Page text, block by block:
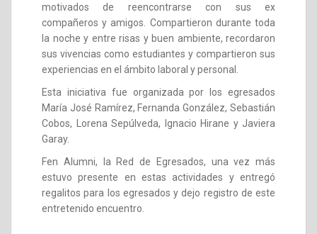
motivados de reencontrarse con sus ex
compañeros y amigos. Compartieron durante toda
la noche y entre risas y buen ambiente, recordaron
sus vivencias como estudiantes y compartieron sus
experiencias en el ámbito laboral y personal.
Esta iniciativa fue organizada por los egresados
María José Ramírez, Fernanda González, Sebastián
Cobos, Lorena Sepúlveda, Ignacio Hirane y Javiera
Garay.
Fen Alumni, la Red de Egresados, una vez más
estuvo presente en estas actividades y entregó
regalitos para los egresados y dejo registro de este
entretenido encuentro.